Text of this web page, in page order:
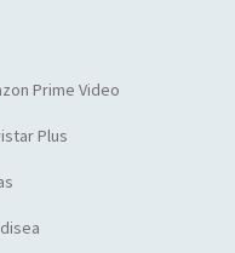
Prime Video
Plus